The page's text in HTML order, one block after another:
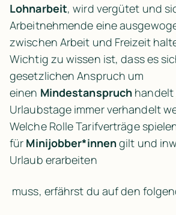
Lohnarbeit, wird vergütet und
Arbeitnehmende eine
zwischen Arbeit und Freizeit
Wichtig zu wissen ist, dass es
gesetzlichen Anspruch um
einen Mindestanspruch handelt
Urlaubstage immer verhandelt
Welche Rolle Tarifverträge
für Minijobber*innen gilt und
Urlaub erarbeiten
muss, erfährst du auf den